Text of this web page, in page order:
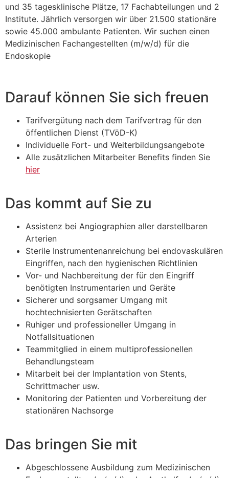
und 35 tagesklinische Plätze, 17 Fachabteilungen und 2
Institute. Jährlich versorgen wir über 21.500 stationäre
sowie 45.000 ambulante Patienten. Wir suchen einen
Medizinischen Fachangestellten (m/w/d) für die
Endoskopie
Darauf können Sie sich freuen
Tarifvergütung nach dem Tarifvertrag für den
öffentlichen Dienst (TVöD-K)
Individuelle Fort- und Weiterbildungsangebote
Alle zusätzlichen Mitarbeiter Benefits finden Sie
hier
Das kommt auf Sie zu
Assistenz bei Angiographien aller darstellbaren
Arterien
Sterile Instrumentenanreichung bei endovaskulären
Eingriffen, nach den hygienischen Richtlinien
Vor- und Nachbereitung der für den Eingriff
benötigten Instrumentarien und Geräte
Sicherer und sorgsamer Umgang mit
hochtechnisierten Gerätschaften
Ruhiger und professioneller Umgang in
Notfallsituationen
Teammitglied in einem multiprofessionellen
Behandlungsteam
Mitarbeit bei der Implantation von Stents,
Schrittmacher usw.
Monitoring der Patienten und Vorbereitung der
stationären Nachsorge
Das bringen Sie mit
Abgeschlossene Ausbildung zum Medizinischen